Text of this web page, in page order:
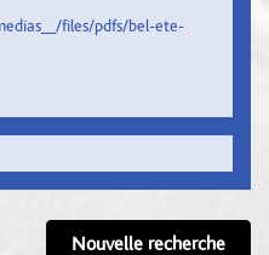
files/pdfs/bel-ete-
Nouvelle recherche